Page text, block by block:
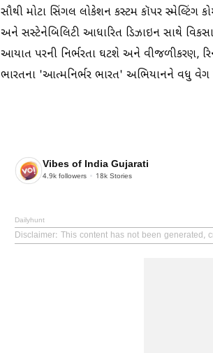
સૌથી મોટા સિંગલ લોકેશન કસ્ટમ કૉપર સ્મેલ્ટિંગ
અને સસ્ટેનેબિલિટી આધારિત ડિઝાઇન સાથે
આયાત પરની નિર્ભરતા ઘટશે અને વીજળીકરણ,
ભારતના 'આત્મનિર્ભર ભારત' અભિયાનને વધુ
Vibes of India Gujarati
4.9k followers 18k Stories
Dailyhunt
Disclaimer: This content has not been generated,